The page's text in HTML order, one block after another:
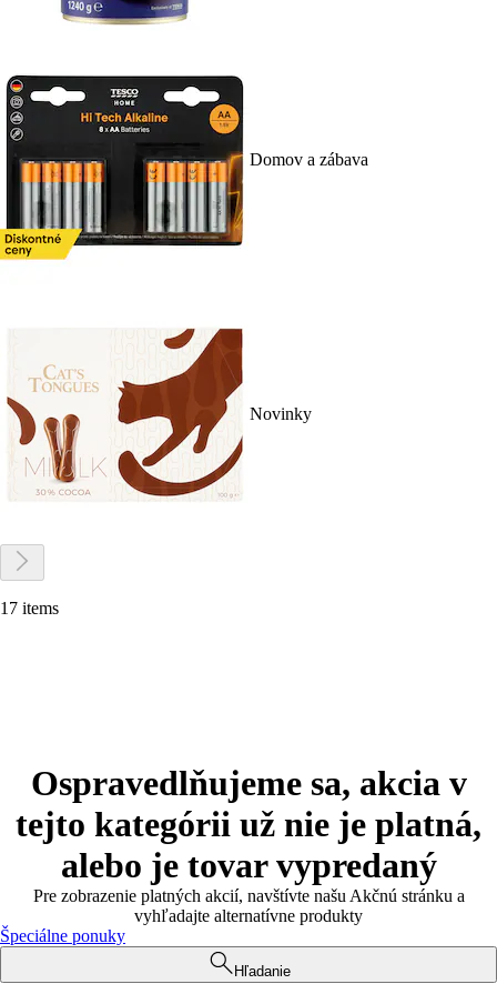
Domov a zábava
Novinky
17 items
Ospravedlňujeme sa, akcia v
tejto kategórii už nie je platná,
alebo je tovar vypredaný
Pre zobrazenie platných akcií, navštívte našu Akčnú stránku a
vyhľadajte alternatívne produkty
Špeciálne ponuky
Hľadanie